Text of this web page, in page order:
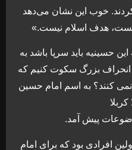
خوب این نشان می‌دهد
هدف اسلام نیست.»
حسینیه باید سرپا باشد به
انحراف بزرگ سکوت کنیم که
کنند؟ به اسم امام حسین
کربلا
پیش آمد.
افرادی بود که برای امام